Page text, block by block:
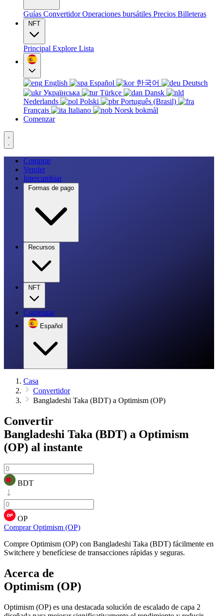
Guías ConvertidorOperaciones bursátiles Precios Billeteras
NFT
Principal Explore Lista
English Español 한국어
Deutsch
Українська
Türkçe
Dansk
Nederlands
Polski
Português (Brasil)
Français
Italiano
Norsk bokmål
Comenzar
Comprar
Vender
Intercambiar
Formas de pago
Recursos
NFT
Comenzar
Español
Casa
Convertidor
Bangladeshi Taka (BDT) a Optimism (OP)
Convertir
Bangladeshi Taka (BDT) a Optimism
(OP) al instante
BDT
OP
Comprar Optimism (OP)
Compre Optimism (OP) con Bangladeshi Taka (BDT) fácilmente en
Switchere y benefíciese de transacciones rápidas y seguras.
Acerca de
Optimism (OP)
Optimism (OP) es una destacada solución de escalado de capa 2